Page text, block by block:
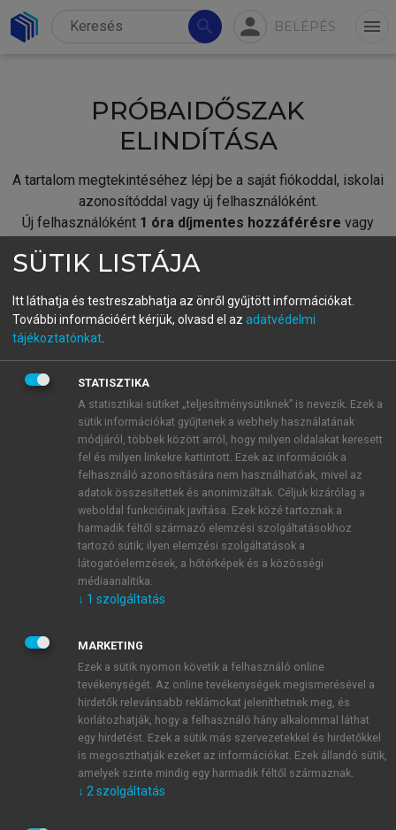
search person BELÉPÉS menu
PRÓBAIDŐSZAK
ELINDÍTÁSA
A tartalom megtekintéséhez lépj be a saját fiókoddal, iskolai
azonosítóddal vagy új felhasználóként.
Új felhasználóként 1 óra díjmentes hozzáférésre vagy
fiókoddal,vagy hozz létre új fiókot.
A regisztráció után apróbaidőszakautomatikusan
BELÉPÉS SAJÁT FIÓKKAL
ÚJ FIÓK LÉTREHOZÁSA
1 óra díjmentes hozzáférés
E-MAIL-CÍM
JELSZÓ
JELSZÓ ÚJRA
Kérek értesítést a MeRSZ újdonságairól, akcióiról.
Kérek értesítést az Akadémiai Kiadó Zrt. újdonságairól,
SÜTIK LISTÁJA
Itt láthatja és testreszabhatja az önről gyűjtött információkat.
További információért kérjük, olvasd el az adatvédelmi
tájékoztatónkat
STATISZTIKA
A statisztikai sütiket „teljesítménysütiknek” is nevezik. Ezek a
sütik információkat gyűjtenek a webhely használatának
módjáról, többek között arról, hogy milyen oldalakat keresett
fel és milyen linkekre kattintott. Ezek az információk a
felhasználó azonosítására nem használhatóak, mivel az
adatok összesítettek és anonimizáltak. Céljuk kizárólag a
weboldal funkcióinak javítása. Ezek közé tartoznak a
harmadik féltől származó elemzési szolgáltatásokhoz
tartozó sütik; ilyen elemzési szolgáltatások a
látogatóelemzések, a hőtérképek és a közösségi
médiaanalitika.
↓ 1 szolgáltatás
MARKETING
Ezek a sütik nyomon követik a felhasználó online
tevékenységét. Az online tevékenységek megismerésével a
hirdetők relevánsabb reklámokat jeleníthetnek meg, és
korlátozhatják, hogy a felhasználó hány alkalommal láthat
egy hirdetést. Ezek a sütik más szervezetekkel és hirdetőkkel
is megoszthatják ezeket az információkat. Ezek állandó sütik,
amelyek szinte mindig egy harmadik féltől származnak.
↓ 2 szolgáltatás